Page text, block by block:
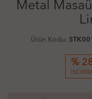
Metal
Ürün Kodu:
%
İNDİRİM